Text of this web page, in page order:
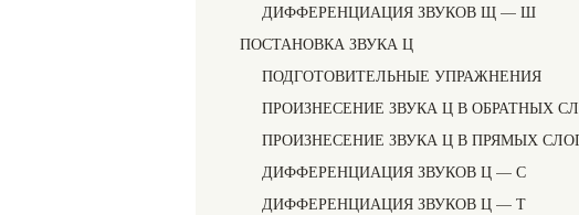
ДИФФЕРЕНЦИАЦИЯ ЗВУКОВ Щ — Ш
ПОСТАНОВКА ЗВУКА Ц
ПОДГОТОВИТЕЛЬНЫЕ УПРАЖНЕНИЯ
ПРОИЗНЕСЕНИЕ ЗВУКА Ц В ОБРАТНЫХ
ПРОИЗНЕСЕНИЕ ЗВУКА Ц В ПРЯМЫХ
ДИФФЕРЕНЦИАЦИЯ ЗВУКОВ Ц — С
ДИФФЕРЕНЦИАЦИЯ ЗВУКОВ Ц — Т